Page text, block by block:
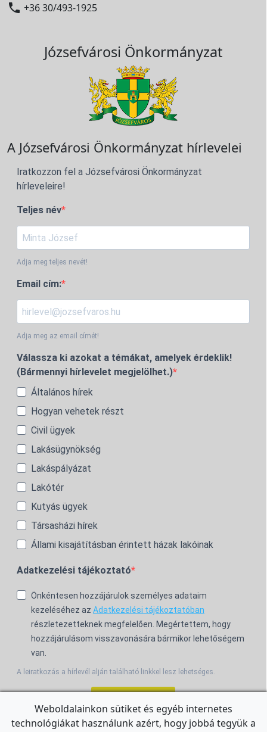
 +36 30/493-1925
Józsefvárosi Önkormányzat
A Józsefvárosi Önkormányzat hírlevelei
Iratkozzon fel a Józsefvárosi Önkormányzat
hírleveleire!
Teljes név
Adja meg teljes nevét!
Email cím:
Adja meg az email címét!
Válassza ki azokat a témákat, amelyek érdeklik!
(Bármennyi hírlevelet megjelölhet.)
Általános hírek
Hogyan vehetek részt
Civil ügyek
Lakásügynökség
Lakáspályázat
Lakótér
Kutyás ügyek
Társasházi hírek
Állami kisajátításban érintett házak lakóinak
Adatkezelési tájékoztató
Önkéntesen hozzájárulok személyes adataim
kezeléséhez az Adatkezelési tájékoztatóban
részletezetteknek megfelelően. Megértettem, hogy
hozzájárulásom visszavonására bármikor lehetőségem
van.
A leiratkozás a hírlevél alján található linkkel lesz lehetséges.
Weboldalainkon sütiket és egyéb internetes
technológiákat használunk azért, hogy jobbá tegyük a